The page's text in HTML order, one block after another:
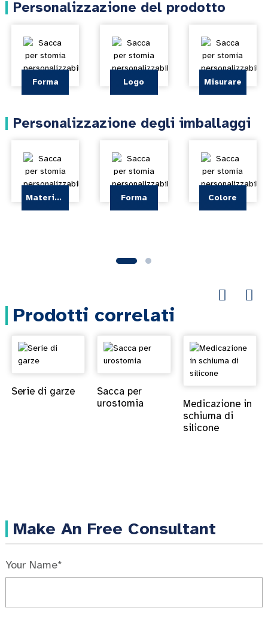
Personalizzazione del prodotto
Forma Logo Misurare
Personalizzazione degli imballaggi
Materiale Forma Colore
Prodotti correlati
Serie di garze
Sacca per
urostomia
Medicazione in
schiuma di
silicone
Make An Free Consultant
Your Name*